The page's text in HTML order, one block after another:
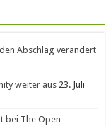
Abschlag verändert
weiter aus 23. Juli
bei The Open